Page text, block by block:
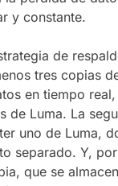
y constante.
de
tres copias
en tiempo
de Luma. La
uno de Luma,
separado. Y,
que se